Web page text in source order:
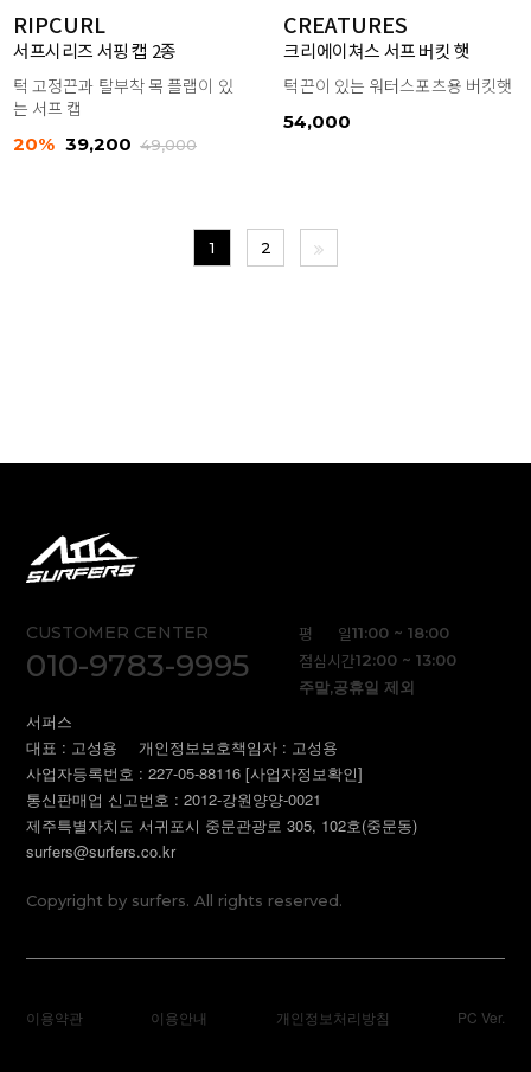
RIPCURL
서프시리즈 서핑 캡 2종
턱 고정끈과 탈부착 목 플랩이 있
는 서프 캡
20% 39,200 49,000
CREATURES
크리에이쳐스 서프 버킷 햇
턱끈이 있는 워터스포츠용 버킷햇
54,000
1 2
CUSTOMER CENTER
010-9783-9995
평 일11:00 ~ 18:00
점심시간12:00 ~ 13:00
주말,공휴일 제외
서퍼스
대표 : 고성용
개인정보보호책임자 : 고성용
사업자등록번호 : 227-05-88116[사업자정보확인]
통신판매업 신고번호 : 2012-강원양양-0021
제주특별자치도 서귀포시 중문관광로 305, 102호(중문동)
surfers@surfers.co.kr
Copyright by surfers. All rights reserved.
이용약관 이용안내 개인정보처리방침 PC Ver.